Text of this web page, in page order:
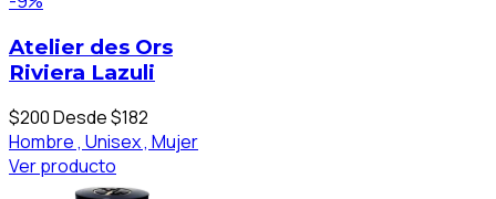
Atelier des Ors
Riviera Lazuli
$200Desde $182
Hombre , Unisex , Mujer
Ver producto